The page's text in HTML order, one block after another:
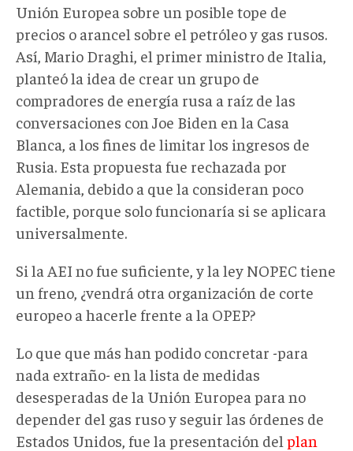
Unión Europea sobre un posible tope de
precios o arancel sobre el petróleo y gas rusos.
Así, Mario Draghi, el primer ministro de Italia,
planteó la idea de crear un grupo de
compradores de energía rusa a raíz de las
conversaciones con Joe Biden en la Casa
Blanca, a los fines de limitar los ingresos de
Rusia. Esta propuesta fue rechazada por
Alemania, debido a que la consideran poco
factible, porque solo funcionaría si se aplicara
universalmente.
Si la AEI no fue suficiente, y la ley NOPEC tiene
un freno, ¿vendrá otra organización de corte
europeo a hacerle frente a la OPEP?
Lo que que más han podido concretar -para
nada extraño- en la lista de medidas
desesperadas de la Unión Europea para no
depender del gas ruso y seguir las órdenes de
Estados Unidos, fue la presentación del plan